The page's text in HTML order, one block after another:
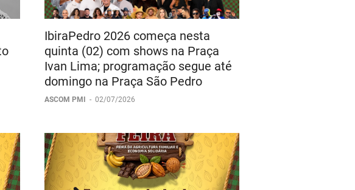
IbiraPedro 2026 começa nesta
quinta (02) com shows na Praça
Ivan Lima; programação segue até
domingo na Praça São Pedro
ASCOM PMI - 02/07/2026